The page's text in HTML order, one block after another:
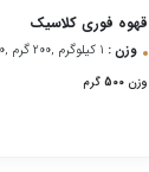
قهوه فوری کلاسیک
وزن : 1 کیلوگرم ,200 گرم ,500 گرم
وزن 500 گرم